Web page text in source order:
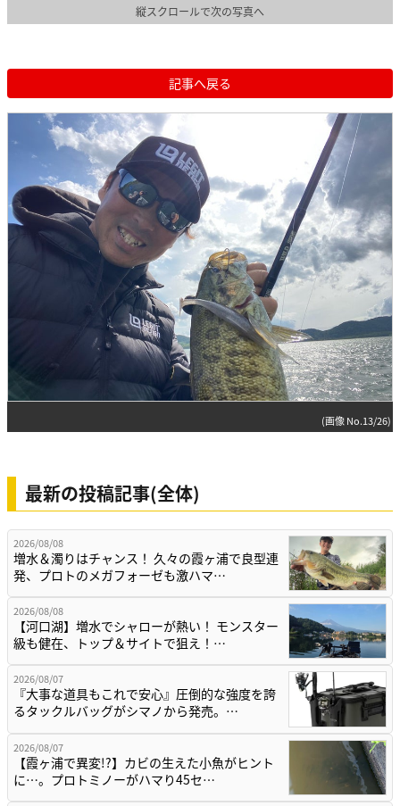
縦スクロールで次の写真へ
記事へ戻る
(画像 No.13/26)
最新の投稿記事(全体)
2026/08/08
増水＆濁りはチャンス！ 久々の霞ヶ浦で良型連
発、プロトのメガフォーゼも激ハマ…
2026/08/08
【河口湖】増水でシャローが熱い！ モンスター
級も健在、トップ＆サイトで狙え！…
2026/08/07
『大事な道具もこれで安心』圧倒的な強度を誇
るタックルバッグがシマノから発売。…
2026/08/07
【霞ヶ浦で異変!?】カビの生えた小魚がヒント
に…。プロトミノーがハマり45セ…